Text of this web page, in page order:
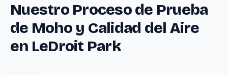
Nuestro Proceso de Prueba
de Moho y Calidad del Aire
en LeDroit Park